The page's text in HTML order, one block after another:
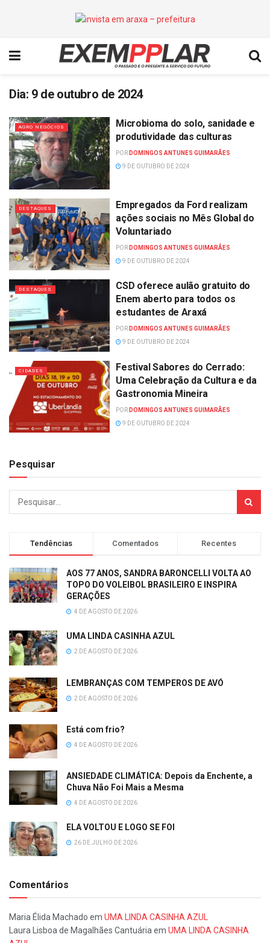
Dia: 9 de outubro de 2024
AGRO NEGÓCIOS
Microbioma do solo, sanidade e
produtividade das culturas
POR DOMINGOS ANTUNES GUIMARÃES
9 DE OUTUBRO DE 2024
DESTAQUES
Empregados da Ford realizam
ações sociais no Mês Global do
Voluntariado
POR DOMINGOS ANTUNES GUIMARÃES
9 DE OUTUBRO DE 2024
DESTAQUES
CSD oferece aulão gratuito do
Enem aberto para todos os
estudantes de Araxá
POR DOMINGOS ANTUNES GUIMARÃES
9 DE OUTUBRO DE 2024
CIDADES
Festival Sabores do Cerrado:
Uma Celebração da Cultura e da
Gastronomia Mineira
POR DOMINGOS ANTUNES GUIMARÃES
9 DE OUTUBRO DE 2024
Pesquisar
Tendências Comentados Recentes
AOS 77 ANOS, SANDRA BARONCELLI VOLTA AO
TOPO DO VOLEIBOL BRASILEIRO E INSPIRA
GERAÇÕES
4 DE AGOSTO DE 2026
UMA LINDA CASINHA AZUL
2 DE AGOSTO DE 2026
LEMBRANÇAS COM TEMPEROS DE AVÓ
2 DE AGOSTO DE 2026
Está com frio?
4 DE AGOSTO DE 2026
ANSIEDADE CLIMÁTICA: Depois da Enchente, a
Chuva Não Foi Mais a Mesma
4 DE AGOSTO DE 2026
ELA VOLTOU E LOGO SE FOI
26 DE JULHO DE 2026
Comentários
Maria Élida Machado em UMA LINDA CASINHA AZUL
Laura Lisboa de Magalhães Cantuária em UMA LINDA CASINHA